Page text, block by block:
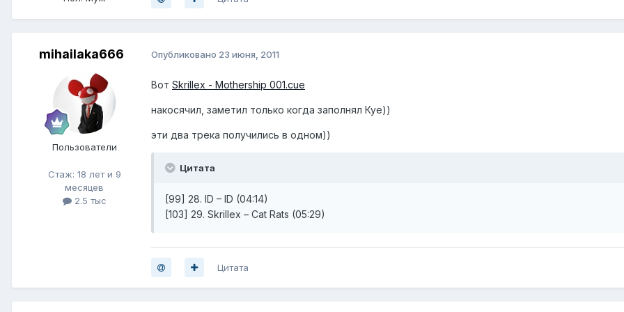
mihailaka666
Пользователи
Стаж: 18 лет и 9
месяцев
2.5 тыс
Опубликовано 23 июня, 2011
Вот Skrillex - Mothership 001.cue
накосячил, заметил только когда заполнял Куе))
эти два трека получились в одном))
Цитата
[99] 28. ID – ID (04:14)
[103] 29. Skrillex – Cat Rats (05:29)
Цитата